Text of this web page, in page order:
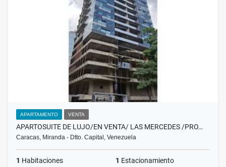
APARTAMENTO VENTA
APARTOSUITE DE LUJO/EN VENTA/ LAS MERCEDES /PRO…
Caracas, Miranda - Dtto. Capital, Venezuela
1 Habitaciones 1 Estacionamiento